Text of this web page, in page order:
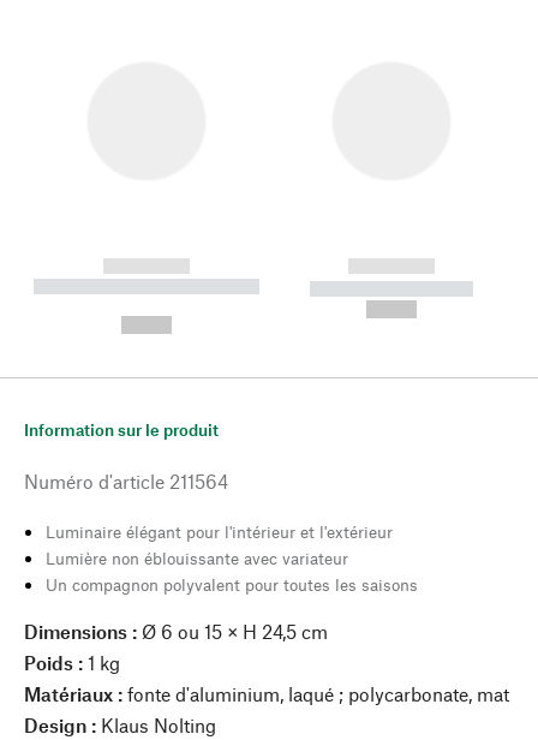
------------
----------- ----------- --------
------------
----------- -----------
Information sur le produit
Numéro d'article 211564
Luminaire élégant pour l'intérieur et l'extérieur
Lumière non éblouissante avec variateur
Un compagnon polyvalent pour toutes les saisons
Dimensions : Ø 6 ou 15 × H 24,5 cm
Poids : 1 kg
Matériaux : fonte d'aluminium, laqué ; polycarbonate, mat
Design : Klaus Nolting